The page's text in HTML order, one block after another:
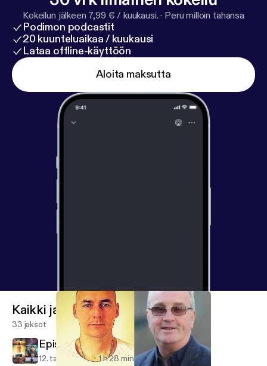
Kokeilun jälkeen 7,99 € / kuukausi. · Peru milloin tahansa
Podimon podcastit
20 kuunteluaikaa / kuukausi
Lataa offline-käyttöön
Aloita maksutta
Kaikki jaksot
33 jaksot
Episode 33: with Matt LeGrand
12. tammi 2021 1 h 28 min